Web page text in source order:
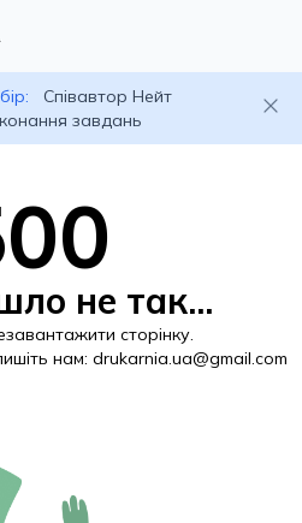
Співавтор Нейт
завдань
не так...
сторінку.
нам: drukarnia.ua@gmail.com